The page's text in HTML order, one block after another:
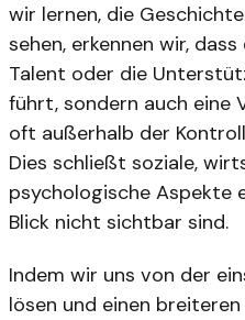
wir lernen, die
sehen, erkennen wir,
Talent oder die
führt, sondern auch eine
oft außerhalb der
Dies schließt soziale,
psychologische Aspekte
Blick nicht sichtbar sind.
Indem wir uns von der
lösen und einen